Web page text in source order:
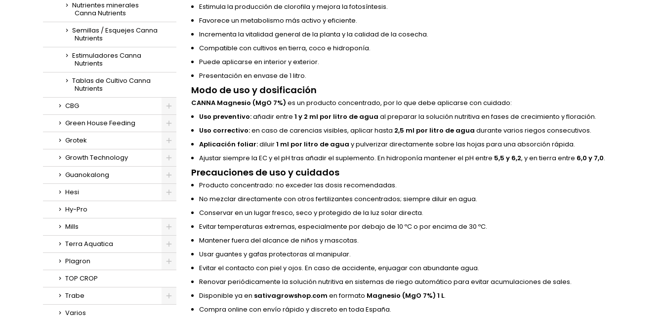
Nutrientes minerales
Canna Nutrients
Semillas / Esquejes Canna
Nutrients
Estimuladores Canna
Nutrients
Tablas de Cultivo Canna
Nutrients
CBG
Green House Feeding
Grotek
Growth Technology
Guanokalong
Hesi
Hy-Pro
Mills
Terra Aquatica
Plagron
TOP CROP
Trabe
Varios
Estimula la producción de clorofila y mejora la fotosíntesis.
Favorece un metabolismo más activo y eficiente.
Incrementa la vitalidad general de la planta y la calidad de la cosecha.
Compatible con cultivos en tierra, coco e hidroponía.
Puede aplicarse en interior y exterior.
Presentación en envase de 1 litro.
Modo de uso y dosificación
CANNA Magnesio (MgO 7%) es un producto concentrado, por lo que debe aplicarse con cuidado:
Uso preventivo:añadir entre 1 y 2 ml por litro de agua al preparar la solución nutritiva en fases de crecimiento y floración.
Uso correctivo:en caso de carencias visibles, aplicar hasta 2,5 ml por litro de agua durante varios riegos consecutivos.
Aplicación foliar:diluir1 ml por litro de agua y pulverizar directamente sobre las hojas para una absorción rápida.
Ajustar siempre la EC y el pH tras añadir el suplemento. En hidroponía mantener el pH entre 5,5 y 6,2, y en tierra entre 6,0 y 7,0.
Precauciones de uso y cuidados
Producto concentrado: no exceder las dosis recomendadas.
No mezclar directamente con otros fertilizantes concentrados; siempre diluir en agua.
Conservar en un lugar fresco, seco y protegido de la luz solar directa.
Evitar temperaturas extremas, especialmente por debajo de 10 ºC o por encima de 30 ºC.
Mantener fuera del alcance de niños y mascotas.
Usar guantes y gafas protectoras al manipular.
Evitar el contacto con piel y ojos. En caso de accidente, enjuagar con abundante agua.
Renovar periódicamente la solución nutritiva en sistemas de riego automático para evitar acumulaciones de sales.
Disponible ya en sativagrowshop.com en formato Magnesio (MgO 7%) 1 L.
Compra online con envío rápido y discreto en toda España.